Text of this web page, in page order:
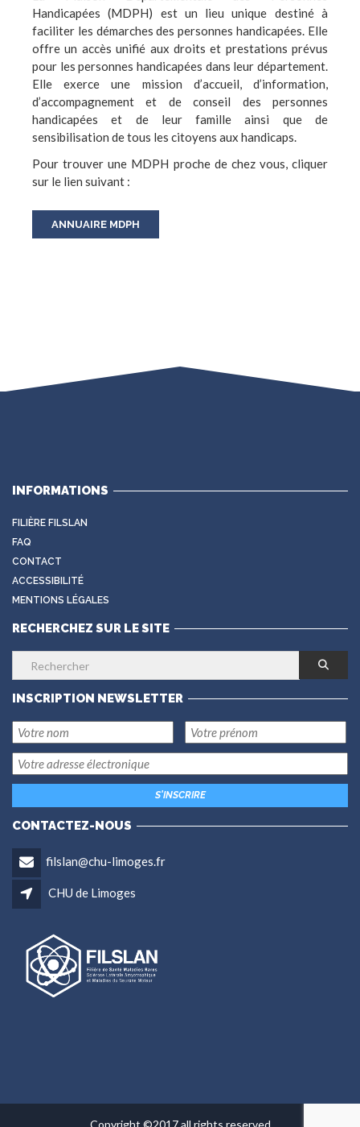
Handicapées (MDPH) est un lieu unique destiné à
faciliter les démarches des personnes handicapées. Elle
offre un accès unifié aux droits et prestations prévus
pour les personnes handicapées dans leur département.
Elle exerce une mission d’accueil, d’information,
d’accompagnement et de conseil des personnes
handicapées et de leur famille ainsi que de
sensibilisation de tous les citoyens aux handicaps.
Pour trouver une MDPH proche de chez vous, cliquer
sur le lien suivant :
ANNUAIRE MDPH
INFORMATIONS
FILIÈRE FILSLAN
FAQ
CONTACT
ACCESSIBILITÉ
MENTIONS LÉGALES
RECHERCHEZ SUR LE SITE
INSCRIPTION NEWSLETTER
CONTACTEZ-NOUS
filslan@chu-limoges.fr
CHU de Limoges
Copyright ©2017 all rights reserved